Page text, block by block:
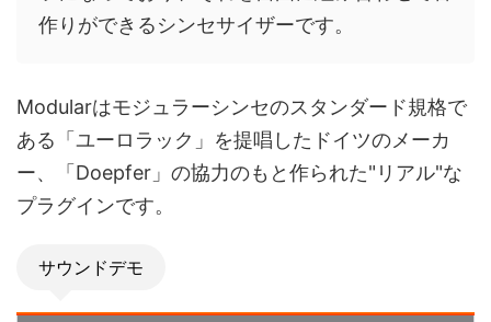
作りができるシンセサイザーです。
Modularはモジュラーシンセのスタンダード規格で
ある「ユーロラック」を提唱したドイツのメーカ
ー、「Doepfer」の協力のもと作られた"リアル"な
プラグインです。
サウンドデモ